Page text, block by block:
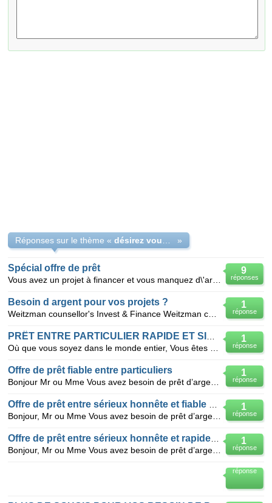
Réponses sur le thème « »
9
réponses
Spécial offre de prêt
1
réponse
Besoin d argent pour vos projets ?
1
réponse
1
réponse
Offre de prêt fiable entre particuliers
1
réponse
1
réponse
réponse